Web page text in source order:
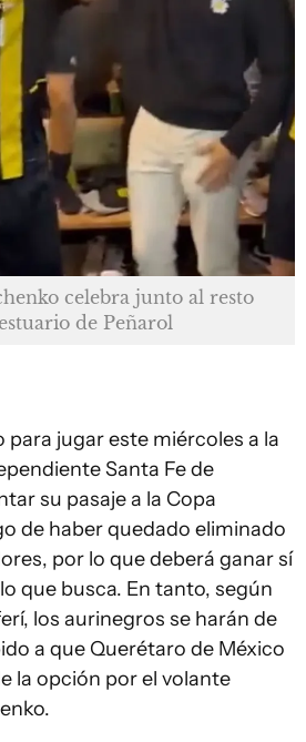
celebra junto al resto
de Peñarol
jugar este miércoles a la
Santa Fe de
su pasaje a la Copa
de haber quedado eliminado
por lo que deberá ganar sí
que busca. En tanto, según
los aurinegros se harán de
a que Querétaro de México
la opción por el volante